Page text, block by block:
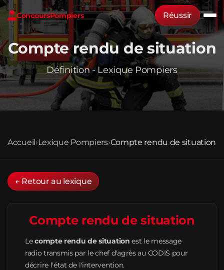
ConcoursPompiers Réussir
Compte rendu de situation
Définition - Lexique Pompiers
Accueil›Lexique Pompiers›Compte rendu de situation
← Retour au lexique
Compte rendu de situation
Lecompte rendu de situation est le message
radio transmis par le chef d'agrès au CODIS pour
décrire l'état de l'intervention.